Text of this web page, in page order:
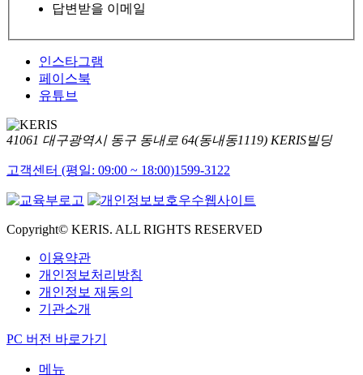
답변받을 이메일
인스타그램
페이스북
유튜브
41061 대구광역시 동구 동내로 64(동내동1119) KERIS빌딩
고객센터 (평일: 09:00 ~ 18:00)1599-3122
Copyright© KERIS. ALL RIGHTS RESERVED
이용약관
개인정보처리방침
개인정보 재동의
기관소개
PC 버전 바로가기
메뉴